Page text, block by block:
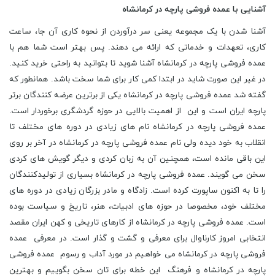
آشنایی با عمده فروشی پارچه در کرمانشاه
آشنا شدن با یک مجموعه یعنی سر درآوردن از نحوه کاری آن جا، ساعت
کاری، تعهدات و خدماتی که ارائه می دهند. پس بهتر است شما هم با
عمده فروشی پارچه در کرمانشاه آشنا شوید تا بتوانید به راحتی خرید کنید.
در غیر این صورت شاید در ابتدا کمی کار برای شما سخت باشد. همانطور که
گفته شد عمده فروشی پارچه در کرمانشاه یکی از برترین عرضه کنندگان برتر
پارچه ایران است و این از اهمیت بالایی در حوزه گردشگری برخوردار است.
عمده فروشی پارچه در کرمانشاه نام های زیادی در دوره های مختلف تا
انقلاب به خود دیده ولی نام عمده فروشی پارچه در کرمانشاه در آخر بر روی
این باقی مانده است، همچنین آن به زبان کردی و دیگر گویش های کردی
سخن می گویند. عمده فروشی پارچه در کرمانشاه بسیاری از تولیدکنندگان
را تا به اکنون ساپورت کرده است. زادگاه و مادر بزرگان زیادی در دوره های
مختلف خود، مخصوصا در حوزه های ادبیات، هنر، تاریخ و سیاست بوده
است. عمده فروشی پارچه در کرمانشاه از کارهای تاریخی و کهن ایران مقصد
انتخابی امروز کارناوال برای معرفی و گشت و گذار است. در معرفی عمده
فروشی پارچه در کرمانشاه می خواهیم در مورد آداب و رسوم عمده فروشی
پارچه در کرمانشاه و فرهنگ این خطه برای تان سخن بگوییم و بهترین